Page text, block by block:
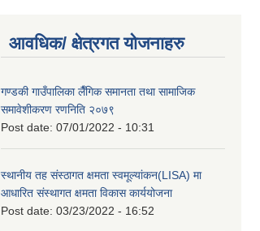
आवधिक/ क्षेत्रगत योजनाहरु
गण्डकी गाउँपालिका लैँगिक समानता तथा सामाजिक
समावेशीकरण रणनिति २०७९
Post date: 07/01/2022 - 10:31
स्थानीय तह संस्ठागत क्षमता स्वमूल्यांकन(LISA) मा
आधारित संस्थागत क्षमता विकास कार्ययोजना
Post date: 03/23/2022 - 16:52